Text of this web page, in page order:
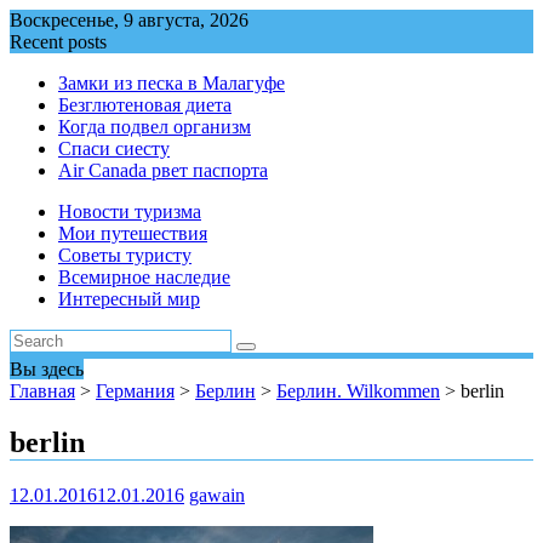
Перейти
к
Воскресенье, 9 августа, 2026
Recent posts
Замки из песка в Малагуфе
Безглютеновая диета
Когда подвел организм
Спаси сиесту
Air Canada рвет паспорта
Новости туризма
Мои путешествия
Советы туристу
Всемирное наследие
Интересный мир
Вы здесь
Главная > Германия > Берлин > Берлин. Wilkommen > berlin
berlin
12.01.201612.01.2016 gawain